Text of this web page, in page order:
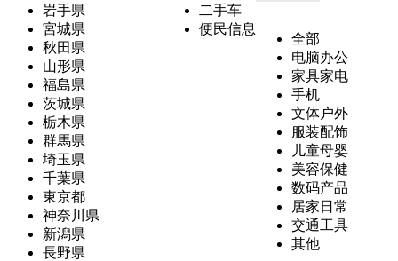
岩手県
宮城県
秋田県
山形県
福島県
茨城県
栃木県
群馬県
埼玉県
千葉県
東京都
神奈川県
新潟県
長野県
二手车
便民信息
全部
电脑办公
家具家电
手机
文体户外
服装配饰
儿童母婴
美容保健
数码产品
居家日常
交通工具
其他